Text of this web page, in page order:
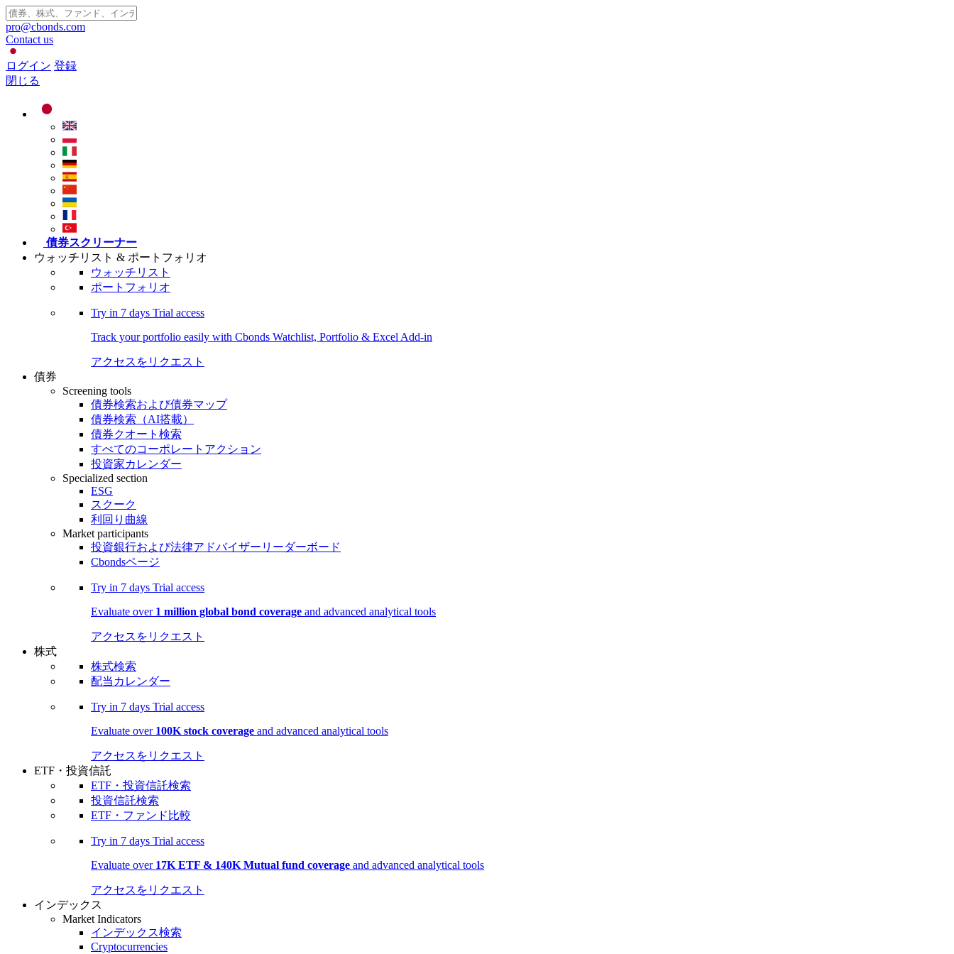
pro@cbonds.com
Contact us
ログイン 登録
閉じる
債券スクリーナー
ウォッチリスト & ポートフォリオ
ウォッチリスト
ポートフォリオ
Try in 7 days Trial access
Track your portfolio easily with Cbonds Watchlist, Portfolio & Excel Add-in
アクセスをリクエスト
債券
Screening tools
債券検索および債券マップ
債券検索（AI搭載）
債券クオート検索
すべてのコーポレートアクション
投資家カレンダー
Specialized section
ESG
スクーク
利回り曲線
Market participants
投資銀行および法律アドバイザーリーダーボード
Cbondsページ
Try in 7 days Trial access
Evaluate over 1 million global bond coverage and advanced analytical tools
アクセスをリクエスト
株式
株式検索
配当カレンダー
Try in 7 days Trial access
Evaluate over 100K stock coverage and advanced analytical tools
アクセスをリクエスト
ETF・投資信託
ETF・投資信託検索
投資信託検索
ETF・ファンド比較
Try in 7 days Trial access
Evaluate over 17K ETF & 140K Mutual fund coverage and advanced analytical tools
アクセスをリクエスト
インデックス
Market Indicators
インデックス検索
Cryptocurrencies